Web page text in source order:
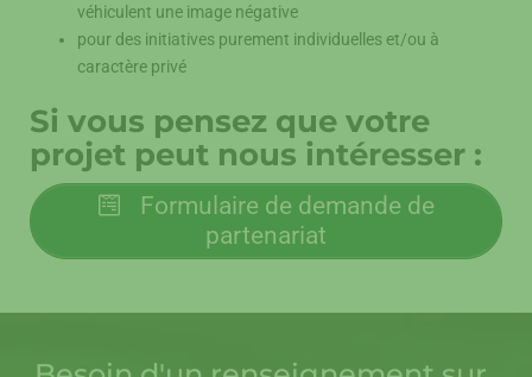
véhiculent une image négative
pour des initiatives purement individuelles et/ou à
caractère privé
Si vous pensez que votre
projet peut nous intéresser :
Formulaire de demande de
partenariat